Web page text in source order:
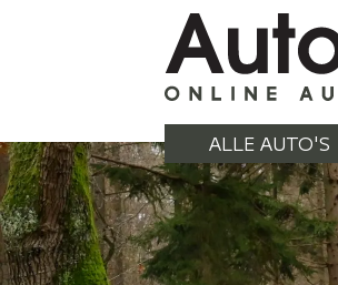
ALLE AUTO'S